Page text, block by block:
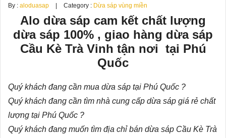
By : aloduasap Category : Dừa sáp vùng miền
Alo dừa sáp cam kết chất lượng
dừa sáp 100% , giao hàng dừa sáp
Cầu Kè Trà Vinh tận nơi tại Phú
Quốc
Quý khách đang cần mua dừa sáp tại Phú Quốc ?
Quý khách đang cần tìm nhà cung cấp dừa sáp giá rẻ chất
lượng tại Phú Quốc ?
Quý khách đang muốn tìm địa chỉ bán dừa sáp Cầu Kè Trà